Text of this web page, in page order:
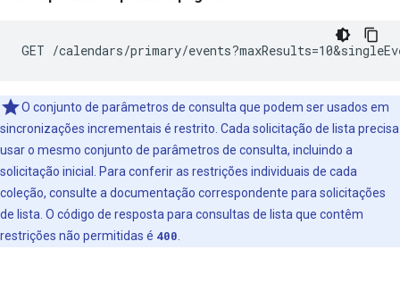
O conjunto de parâmetros de consulta que podem ser usados em
sincronizações incrementais é restrito. Cada solicitação de lista precisa
usar o mesmo conjunto de parâmetros de consulta, incluindo a
solicitação inicial. Para conferir as restrições individuais de cada
coleção, consulte a documentação correspondente para solicitações
de lista. O código de resposta para consultas de lista que contêm
restrições não permitidas é 400